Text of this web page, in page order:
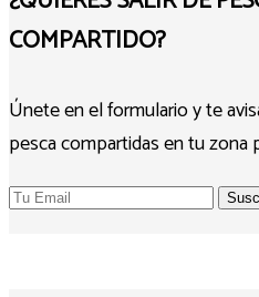
COMPARTIDO?
Únete en el formulario y te
pesca compartidas en tu zona